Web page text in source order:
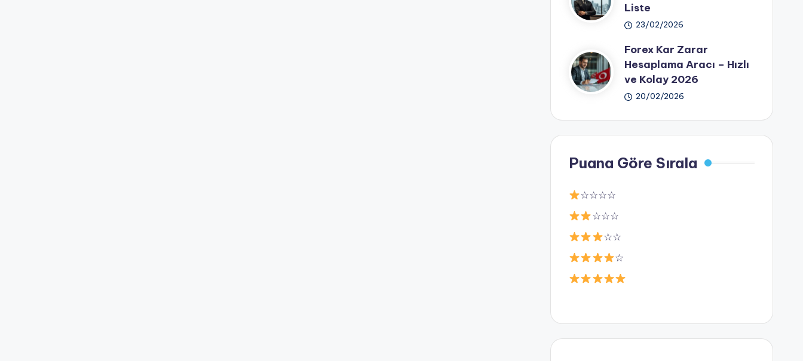
Liste
23/02/2026
Forex Kar Zarar
Hesaplama Aracı – Hızlı
ve Kolay 2026
20/02/2026
Puana Göre Sırala
☆☆☆☆
☆☆☆
☆☆
☆